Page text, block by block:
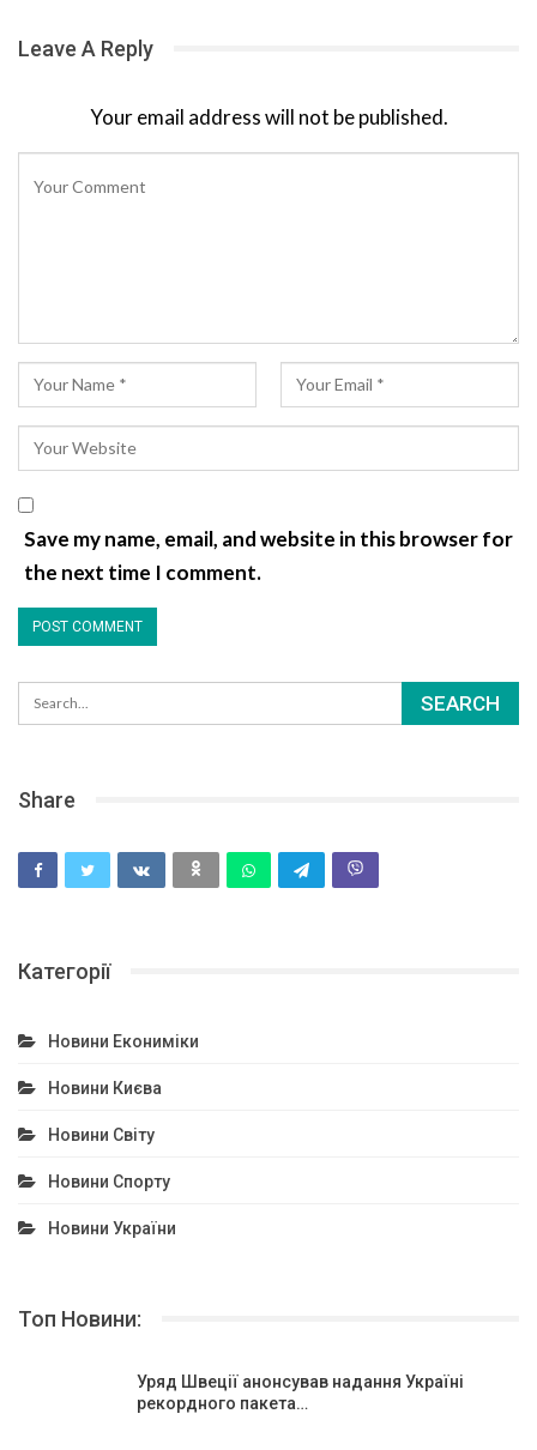
Leave A Reply
Your email address will not be published.
Save my name, email, and website in this browser for
the next time I comment.
Share
Категорії
Новини Екониміки
Новини Києва
Новини Світу
Новини Спорту
Новини України
Топ Новини:
Уряд Швеції анонсував надання Україні
рекордного пакета…